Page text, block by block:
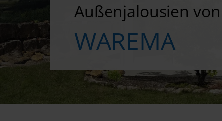
Außenjalousien von
WAREMA